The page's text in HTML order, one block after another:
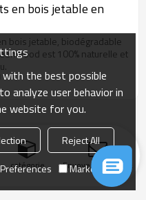
en bois jetable en
bois jetable, biodégradable
est 100% naturelle et
catégorie Envoyer une
the best possible
analyze user behavior in
website for you.
Reject All
Preferences Marketing